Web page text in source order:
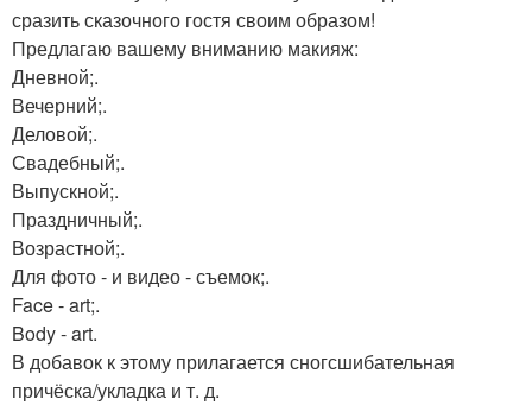
сразить сказочного гостя своим образом!
Предлагаю вашему вниманию макияж:
Дневной;.
Вечерний;.
Деловой;.
Свадебный;.
Выпускной;.
Праздничный;.
Возрастной;.
Для фото - и видео - съемок;.
Face - art;.
Body - art.
В добавок к этому прилагается сногсшибательная
причёска/укладка и т. д.